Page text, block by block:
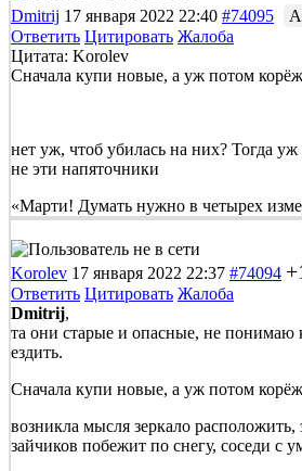
Dmitrij 17 января 2022 22:40 #74095
Ответить Цитировать Жалоба
Цитата: Korolev
Сначала купи новые, а уж потом
нет уж, чтоб убилась на них? Тогда
не эти напяточники
«Марти! Думать нужно в четырех
Korolev 17 января 2022 22:37 #74094
Ответить Цитировать Жалоба
Dmitrij,
та они старые и опасные, не
ездить.
Сначала купи новые, а уж потом
возникла мысля зеркало расположить,
зайчиков побежит по снегу, соседи с